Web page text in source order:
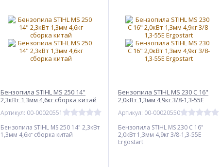
Бензопила STIHL MS 250 14"
2,3кВт 1,3мм 4,6кг сборка китай
Артикул: 00-00020551
Бензопила STIHL MS 250 14" 2,3кВт
1,3мм 4,6кг сборка китай
Бензопила STIHL MS 230 С 16"
2,0кВт 1,3мм 4,9кг 3/8-1,3-55Е
Артикул: 00-00020550
Бензопила STIHL MS 230 С 16"
2,0кВт 1,3мм 4,9кг 3/8-1,3-55Е
Ergostart